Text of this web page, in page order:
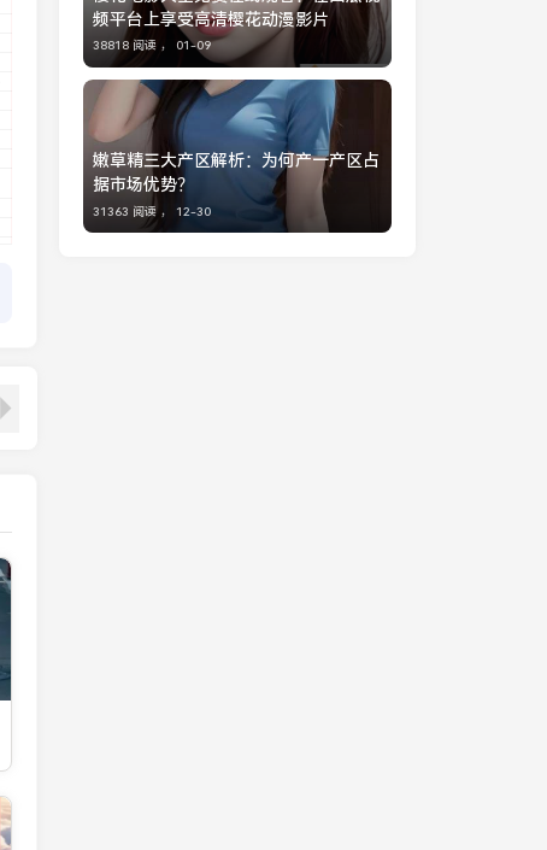
频平台上享受高清樱花动漫影片
38818 阅读 ， 01-09
嫩草精三大产区解析：为何产一产区占
据市场优势？
31363 阅读 ， 12-30